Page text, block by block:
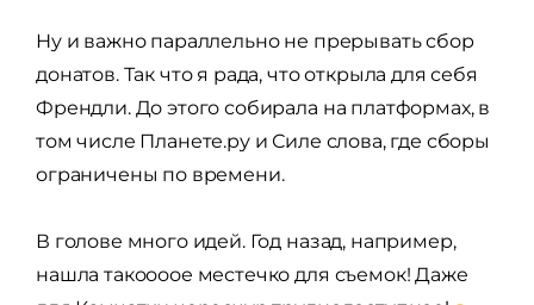
Ну и важно параллельно не прерывать сбор
донатов. Так что я рада, что открыла для себя
Френдли. До этого собирала на платформах, в
том числе Планете.ру и Силе слова, где сборы
ограничены по времени.
В голове много идей. Год назад, например,
нашла такоооое местечко для съемок! Даже